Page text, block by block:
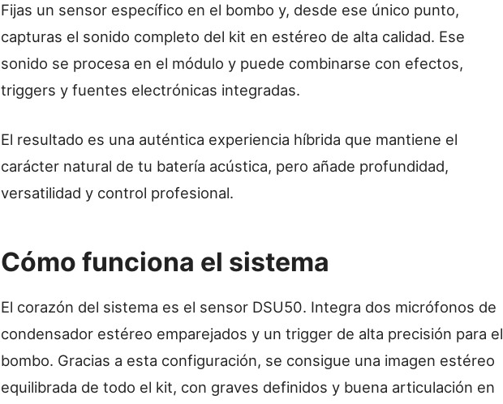
Fijas un sensor específico en el bombo y, desde ese único punto,
capturas el sonido completo del kit en estéreo de alta calidad. Ese
sonido se procesa en el módulo y puede combinarse con efectos,
triggers y fuentes electrónicas integradas.
El resultado es una auténtica experiencia híbrida que mantiene el
carácter natural de tu batería acústica, pero añade profundidad,
versatilidad y control profesional.
Cómo funciona el sistema
El corazón del sistema es el sensor DSU50. Integra dos micrófonos de
condensador estéreo emparejados y un trigger de alta precisión para el
bombo. Gracias a esta configuración, se consigue una imagen estéreo
equilibrada de todo el kit, con graves definidos y buena articulación en